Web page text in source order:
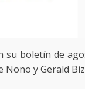
su boletín de
Nono y Gerald